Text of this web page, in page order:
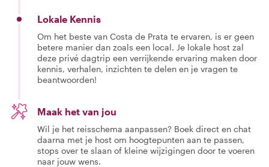
Lokale Kennis
Om het beste van Costa de Prata te ervaren, is er geen
betere manier dan zoals een local. Je lokale host zal
deze privé dagtrip een verrijkende ervaring maken door
kennis, verhalen, inzichten te delen en je vragen te
beantwoorden!
Maak het van jou
Wil je het reisschema aanpassen? Boek direct en chat
daarna met je host om hoogtepunten aan te passen,
stops over te slaan of kleine wijzigingen door te voeren
naar jouw wens.